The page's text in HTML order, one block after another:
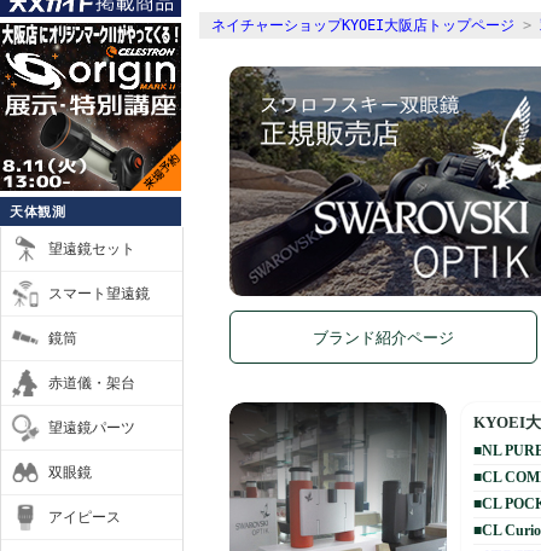
天体観測
望遠鏡セット
スマート望遠鏡
鏡筒
赤道儀・架台
望遠鏡パーツ
双眼鏡
アイピース
ネイチャーショップKYOEI大阪店トップページ >